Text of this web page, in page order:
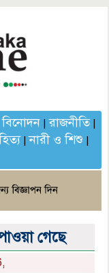
বিনোদন|রাজনীতি|
|নারী ও শিশু |
গেছে